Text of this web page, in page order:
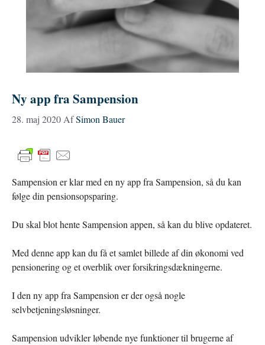
Ny app fra Sampension
28. maj 2020 AfSimon Bauer
Sampension er klar med en ny app fra Sampension, så du kan
følge din pensionsopsparing.
Du skal blot hente Sampension appen, så kan du blive opdateret.
Med denne app kan du få et samlet billede af din økonomi ved
pensionering og et overblik over forsikringsdækningerne.
I den ny app fra Sampension er der også nogle
selvbetjeningsløsninger.
Sampension udvikler løbende nye funktioner til brugerne af